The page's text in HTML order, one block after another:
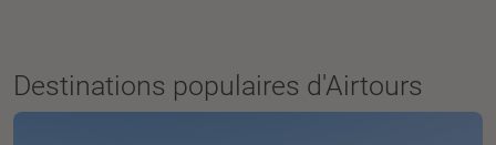
Destinations populaires d'Airtours